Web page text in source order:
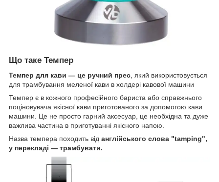
Що таке Темпер
Темпер для кави — це ручний прес , який використовується
для трамбування меленої кави в холдері кавової машини
Темпер є в кожного професійного бариста або справжнього
поціновувача якісної кави приготованого за допомогою кави
машини. Це не просто гарний аксесуар, це необхідна та дуже
важлива частина в приготуванні якісного напою.
Назва темпера походить від англійського слова "tamping",
у перекладі — трамбувати.